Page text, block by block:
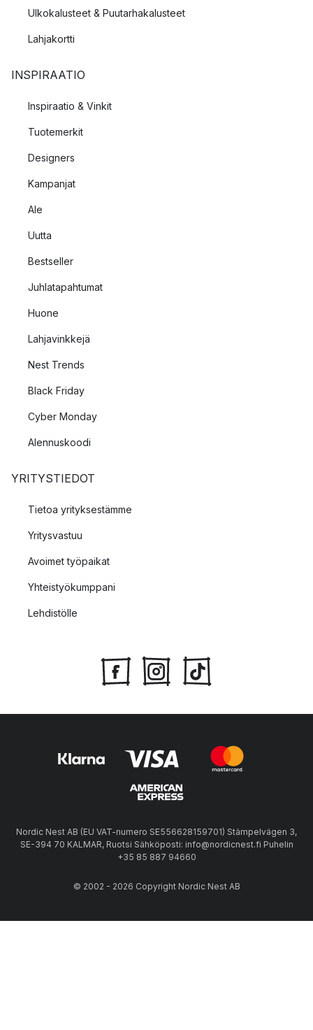
Ulkokalusteet & Puutarhakalusteet
Lahjakortti
INSPIRAATIO
Inspiraatio & Vinkit
Tuotemerkit
Designers
Kampanjat
Ale
Uutta
Bestseller
Juhlatapahtumat
Huone
Lahjavinkkejä
Nest Trends
Black Friday
Cyber Monday
Alennuskoodi
YRITYSTIEDOT
Tietoa yrityksestämme
Yritysvastuu
Avoimet työpaikat
Yhteistyökumppani
Lehdistölle
Nordic Nest AB (EU VAT-numero SE556628159701) Stämpelvägen 3,
SE-394 70 KALMAR, Ruotsi Sähköposti: info@nordicnest.fi Puhelin
+35 85 887 94660
© 2002 - 2026 Copyright Nordic Nest AB